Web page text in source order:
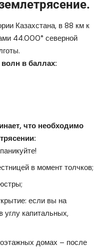
Казахстана, в 88 км к
44.000° северной
в баллах:
что необходимо
в момент толчков;
если вы на
углу капитальных,
домах – после